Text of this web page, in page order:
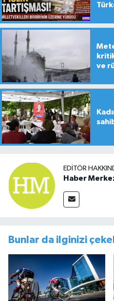
ve
EDITÖR
Haber
Bunlar da ilginizi